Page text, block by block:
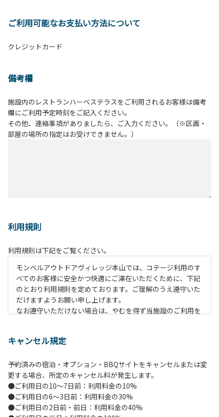
ご利用可能なお支払い方法について
クレジットカード
備考欄
施設内のレストランハーベステラスをご利用されるお客様は備考
欄にご利用予定時刻をご記入ください。
その他、連絡事項がありましたら、ご入力ください。（※区画・
部屋の場所の指定はお受けできません。）
利用規則
利用規則は下記をご覧ください。
モンベルアウトドアヴィレッジ本山では、コテージ利用のす
べてのお客様に安全かつ快適にご滞在いただくために、下記
のとおり利用規則を定めております。ご理解のうえ遵守いた
だけますようお願い申し上げます。
なお遵守いただけない場合は、やむを得ず当施設のご利用を
【施設全体に関する注意事項】
２.利用上のルールを遵守いただき、ご自身で事故防止に努め
てください。
３.受付時にお渡しする駐車プレートを駐車車輌のダッシュボ
ードの見やすい場所に置き、指定の場所へ駐車してくださ
い。
キャンセル規定
予約済みの宿泊・オプション・BBQサイトをキャンセルまたは変
更する場合、所定のキャンセル料が発生します。
●ご利用日の10～7日前：利用料金の10%
●ご利用日の6～3日前：利用料金の30%
●ご利用日の2日前・前日：利用料金の40%